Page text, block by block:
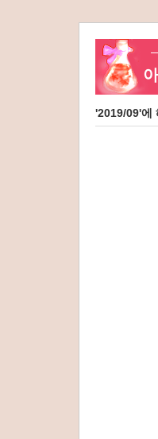
'2019/09'에